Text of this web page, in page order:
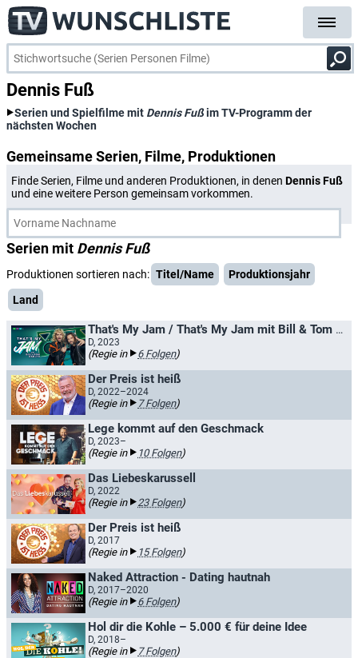
Dennis Fuß
Serien und Spielfilme mit Dennis Fußim TV-Programm der
nächsten Wochen
Gemeinsame Serien, Filme, Produktionen
Finde Serien, Filme und anderen Produktionen, in denen Dennis Fuß
und eine weitere Person gemeinsam vorkommen.
Serien mit Dennis Fuß
Produktionen sortieren nach: Titel/Name
Produktionsjahr
Land
That's My Jam / That's My Jam mit Bill & Tom Kaulitz
D, 2023
(Regie in 6 Folgen)
Der Preis ist heiß
D, 2022–2024
(Regie in 7 Folgen)
Lege kommt auf den Geschmack
D, 2023–
(Regie in 10 Folgen)
Das Liebeskarussell
D, 2022
(Regie in 23 Folgen)
Der Preis ist heiß
D, 2017
(Regie in 15 Folgen)
Naked Attraction - Dating hautnah
D, 2017–2020
(Regie in 6 Folgen)
Hol dir die Kohle – 5.000 € für deine Idee
D, 2018–
(Regie in 7 Folgen)